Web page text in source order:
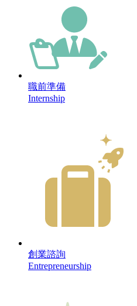
職前準備
Internship
創業諮詢
Entrepreneurship